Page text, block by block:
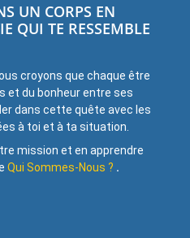
UN CORPS EN
QUI TE RESSEMBLE
croyons que chaque être
et du bonheur entre ses
dans cette quête avec les
à toi et à ta situation.
mission et en apprendre
Qui Sommes-Nous ? .